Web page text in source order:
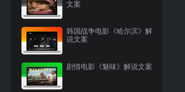
文案
韩国战争电影《哈尔滨》解
说文案
剧情电影《魅味》解说文案